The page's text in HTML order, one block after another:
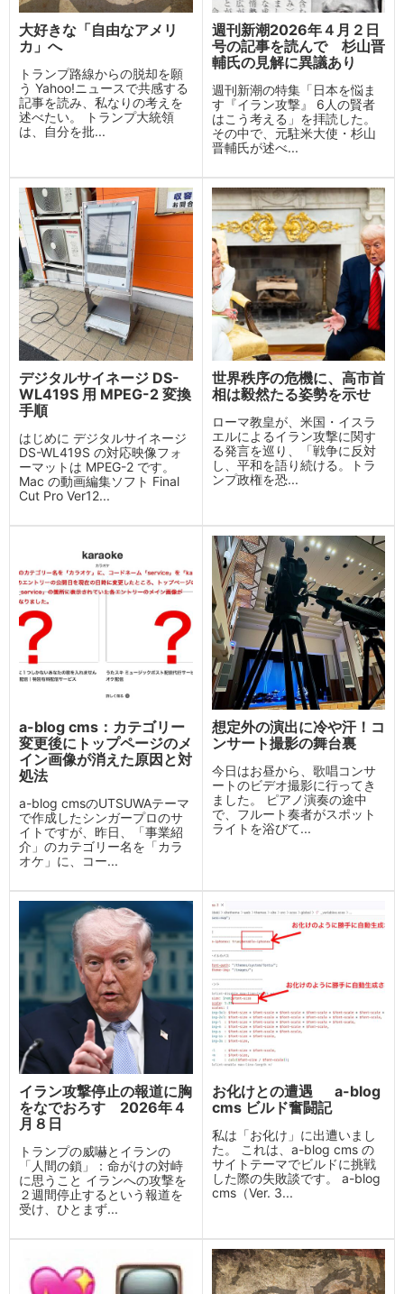
大好きな「自由なアメリ
カ」へ
トランプ路線からの脱却を願
う Yahoo!ニュースで共感する
記事を読み、私なりの考えを
述べたい。 トランプ大統領
は、自分を批...
週刊新潮2026年４月２日
号の記事を読んで 杉山晋
輔氏の見解に異議あり
週刊新潮の特集「日本を悩ま
す『イラン攻撃』 6人の賢者
はこう考える」を拝読した。
その中で、元駐米大使・杉山
晋輔氏が述べ...
デジタルサイネージ DS-
WL419S 用 MPEG-2 変換
手順
はじめに デジタルサイネージ
DS-WL419S の対応映像フォ
ーマットは MPEG-2 です。
Mac の動画編集ソフト Final
Cut Pro Ver12...
世界秩序の危機に、高市首
相は毅然たる姿勢を示せ
ローマ教皇が、米国・イスラ
エルによるイラン攻撃に関す
る発言を巡り、「戦争に反対
し、平和を語り続ける。トラ
ンプ政権を恐...
a-blog cms：カテゴリー
変更後にトップページのメ
イン画像が消えた原因と対
処法
a-blog cmsのUTSUWAテーマ
で作成したシンガープロのサ
イトですが、昨日、「事業紹
介」のカテゴリー名を「カラ
オケ」に、コー...
想定外の演出に冷や汗！コ
ンサート撮影の舞台裏
今日はお昼から、歌唱コンサ
ートのビデオ撮影に行ってき
ました。 ピアノ演奏の途中
で、フルート奏者がスポット
ライトを浴びて...
イラン攻撃停止の報道に胸
をなでおろす 2026年４
月８日
トランプの威嚇とイランの
「人間の鎖」：命がけの対峙
に思うこと イランへの攻撃を
２週間停止するという報道を
受け、ひとまず...
お化けとの遭遇 a-blog
cms ビルド奮闘記
私は「お化け」に出遭いまし
た。 これは、a-blog cms の
サイトテーマでビルドに挑戦
した際の失敗談です。 a-blog
cms（Ver. 3...